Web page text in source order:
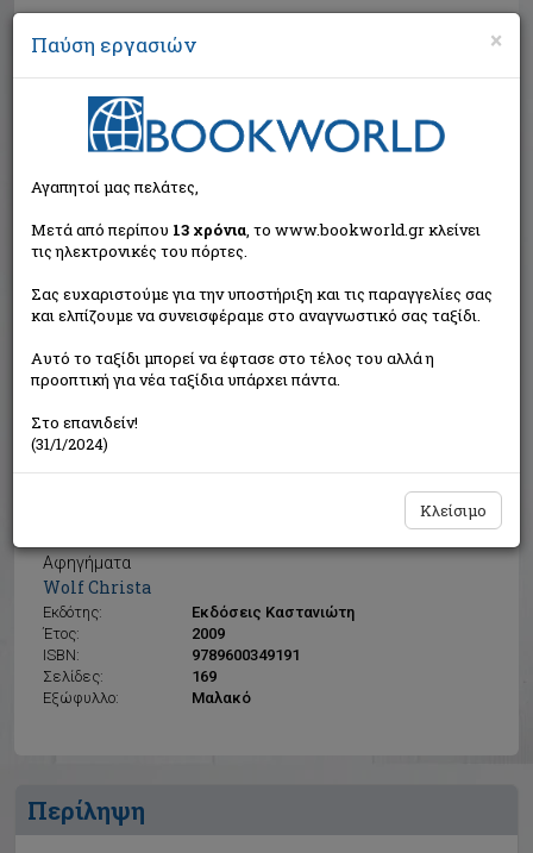
Αναζήτηση
Αφηγήματα
Wolf Christa
Εκδότης:
Εκδόσεις Καστανιώτη
Έτος:
2009
ISBN:
9789600349191
Σελίδες:
169
Εξώφυλλο:
Μαλακό
Η τιμή μας:
Δεν υπάρχει δυνατότητα παραγγελίας
Περίληψη
×
Παύση εργασιών
Αγαπητοί μας πελάτες,
Μετά από περίπου 13 χρόνια, το www.bookworld.gr κλείνει
τις ηλεκτρονικές του πόρτες.
Σας ευχαριστούμε για την υποστήριξη και τις παραγγελίες σας
και ελπίζουμε να συνεισφέραμε στο αναγνωστικό σας ταξίδι.
Αυτό το ταξίδι μπορεί να έφτασε στο τέλος του αλλά η
προοπτική για νέα ταξίδια υπάρχει πάντα.
Στο επανιδείν!
(31/1/2024)
Κλείσιμο